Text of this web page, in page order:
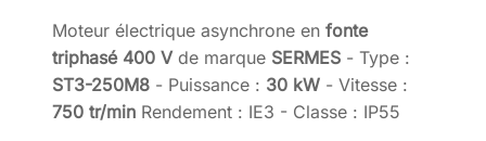
Moteur électrique asynchrone en fonte
triphasé 400 V de marque SERMES - Type :
ST3-250M8 - Puissance : 30 kW - Vitesse :
750 tr/min Rendement : IE3 - Classe : IP55